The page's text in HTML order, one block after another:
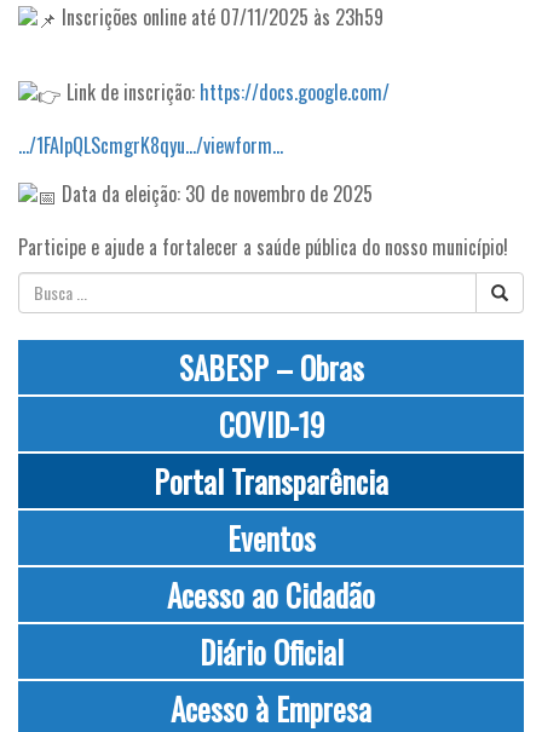
Inscrições online até 07/11/2025 às 23h59
Link de inscrição: https://docs.google.com/
…/1FAIpQLScmgrK8qyu…/viewform…
Data da eleição: 30 de novembro de 2025
Participe e ajude a fortalecer a saúde pública do nosso município!
SABESP – Obras
COVID-19
Portal Transparência
Eventos
Acesso ao Cidadão
Diário Oficial
Acesso à Empresa